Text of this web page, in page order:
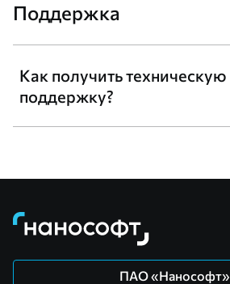
Поддержка
Как получить техническую
поддержку?
ПАО «Нанософт»